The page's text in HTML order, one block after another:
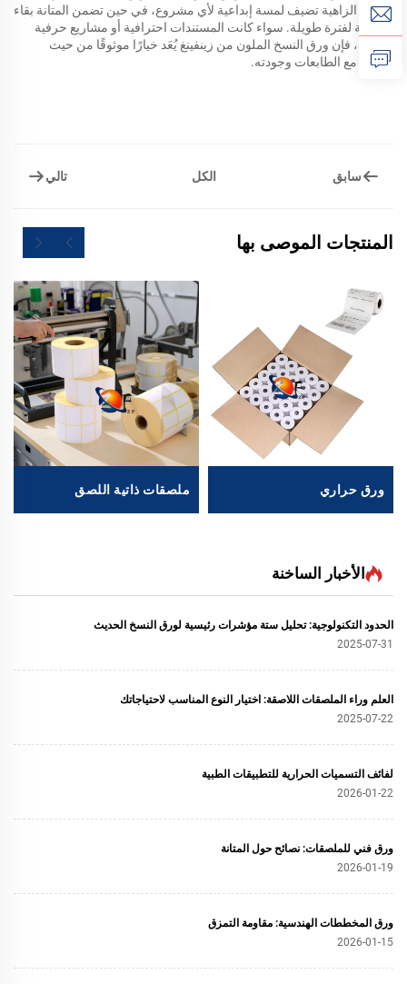
الألوان الزاهية تضيف لمسة إبداعية لأي مشروع، في حين تضمن المتانة بقاء
الطباعة لفترة طويلة. سواء كانت المستندات احترافية أو مشاريع حرفية
إبداعية، فإن ورق النسخ الملون من زينفينغ يُعَد خيارًا موثوقًا من حيث
توافقه مع الطابعات وجودته.
سابق الكل تالي
المنتجات الموصى بها
ورق حراري ملصقات ذاتية اللصق
الأخبار الساخنة
الحدود التكنولوجية: تحليل ستة مؤشرات رئيسية لورق النسخ الحديث
2025-07-31
العلم وراء الملصقات اللاصقة: اختيار النوع المناسب لاحتياجاتك
2025-07-22
لفائف التسميات الحرارية للتطبيقات الطبية
2026-01-22
ورق فني للملصقات: نصائح حول المتانة
2026-01-19
ورق المخططات الهندسية: مقاومة التمزق
2026-01-15